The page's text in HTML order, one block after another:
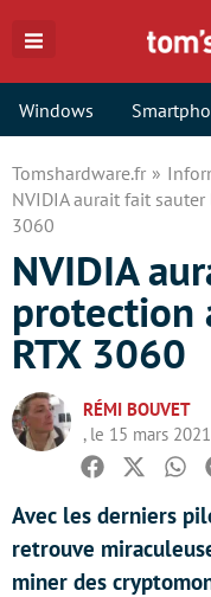
Windows
Tomshardware.fr
NVIDIA aurait fait
3060
NVIDIA
protection
RTX 3060
RÉMI BOUVET
, le 15 mars 2021
Facebook
Twitter
Avec les derniers
retrouve
miner des